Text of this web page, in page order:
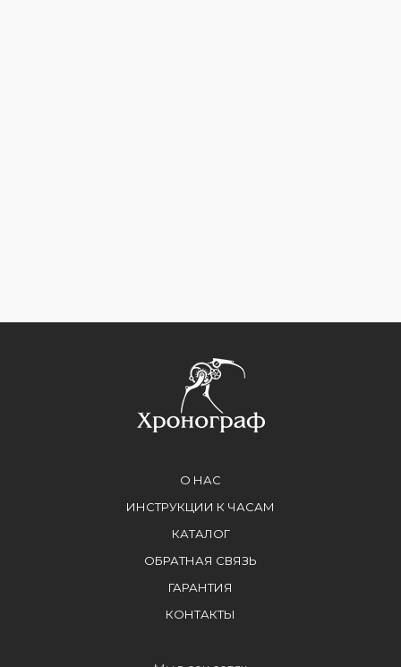
О НАС
ИНСТРУКЦИИ К ЧАСАМ
КАТАЛОГ
ОБРАТНАЯ СВЯЗЬ
ГАРАНТИЯ
КОНТАКТЫ